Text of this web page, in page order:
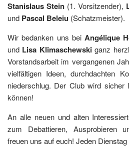
Stanislaus Stein (1. Vorsitzender),
und Pascal Beleiu (Schatzmeister).
Wir bedanken uns bei Angélique
und Lisa Klimaschewskiganz
Vorstandsarbeit im vergangenen
vielfältigen Ideen, durchdachten
niederschlug. Der Club wird sicher
können!
An alle neuen und alten
zum Debattieren, Ausprobieren
freuen uns auf euch! Jeden